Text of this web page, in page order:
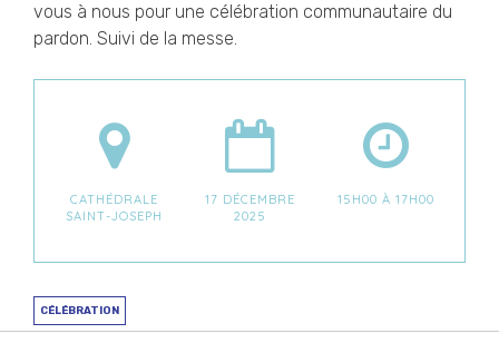
vous à nous pour une célébration communautaire du
pardon. Suivi de la messe.
CATHÉDRALE
SAINT-JOSEPH
17 DÉCEMBRE
2025
15H00 À 17H00
CÉLÉBRATION